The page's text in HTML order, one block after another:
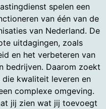
spelen een
van één van de
van Nederland. De
uitdagingen, zoals
en het verbeteren van
bedrijven. Daarom zoekt
kwaliteit leveren en
complexe omgeving.
jij zien wat jij toevoegt